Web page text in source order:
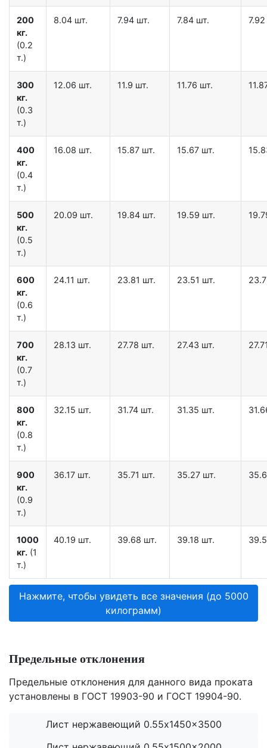
200
кг.
(0.2
т.)
8.04 шт. 7.94 шт. 7.84 шт.
300
кг.
(0.3
т.)
12.06 шт. 11.9 шт. 11.76 шт.
400
кг.
(0.4
т.)
16.08 шт. 15.87 шт. 15.67 шт.
500
кг.
(0.5
т.)
20.09 шт. 19.84 шт. 19.59 шт.
600
кг.
(0.6
т.)
24.11 шт. 23.81 шт. 23.51 шт.
700
кг.
(0.7
т.)
28.13 шт. 27.78 шт. 27.43 шт.
800
кг.
(0.8
т.)
32.15 шт. 31.74 шт. 31.35 шт.
900
кг.
(0.9
т.)
36.17 шт. 35.71 шт. 35.27 шт.
1000
кг. (1
т.)
40.19 шт. 39.68 шт. 39.18 шт.
Нажмите, чтобы увидеть все значения (до 5000
килограмм)
Предельные отклонения
Предельные отклонения для данного вида проката
установлены в ГОСТ 19903-90 и ГОСТ 19904-90.
Лист нержавеющий 0.55x1450x3500